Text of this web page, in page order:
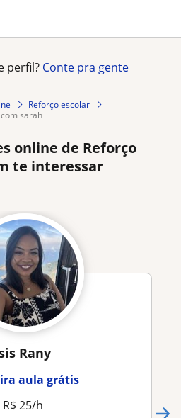
perfil? Conte pra gente
Reforço escolar
sarah
online de Reforço
te interessar
Rany
aula grátis
R$ 25/h